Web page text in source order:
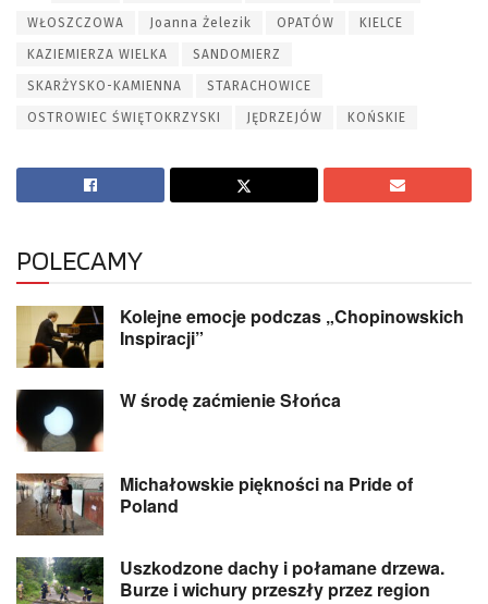
WŁOSZCZOWA Joanna Żelezik OPATÓW KIELCE
KAZIEMIERZA WIELKA SANDOMIERZ
SKARŻYSKO-KAMIENNA STARACHOWICE
OSTROWIEC ŚWIĘTOKRZYSKI JĘDRZEJÓW KOŃSKIE
POLECAMY
Kolejne emocje podczas „Chopinowskich
Inspiracji”
W środę zaćmienie Słońca
Michałowskie piękności na Pride of
Poland
Uszkodzone dachy i połamane drzewa.
Burze i wichury przeszły przez region